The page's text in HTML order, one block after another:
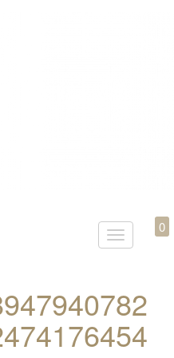
T
g
e
0